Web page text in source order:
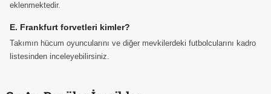
eklenmektedir.
E. Frankfurt forvetleri kimler?
Takımın hücum oyuncularını ve diğer mevkilerdeki futbolcularını kadro
listesinden inceleyebilirsiniz.